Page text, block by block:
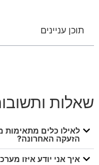
תוכן עניינים
שאלות
לאילו כלים מתאימות
הזעקה האחרונה?
איך אני יודע איזו